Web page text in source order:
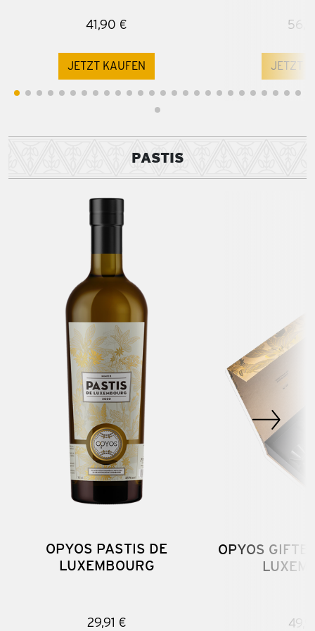
41,90 €
JETZT KAUFEN JETZT
PASTIS
OPYOS PASTIS DE
LUXEMBOURG
29,91 €
OPYOS